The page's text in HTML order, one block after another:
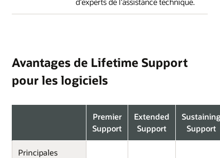
Avantages de Lifetime Support
pour les logiciels
Premier
Support
Extended
Support
Support
Principales